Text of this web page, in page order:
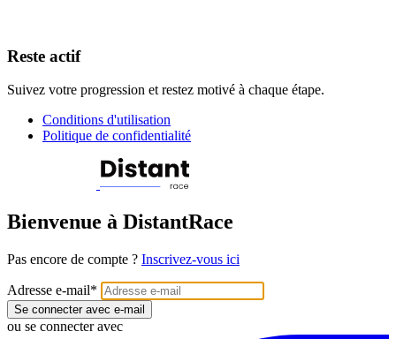
Reste actif
Suivez votre progression et restez motivé à chaque étape.
Conditions d'utilisation
Politique de confidentialité
Bienvenue à DistantRace
Pas encore de compte ? Inscrivez-vous ici
Adresse e-mail*
Se connecter avec e-mail
ou se connecter avec